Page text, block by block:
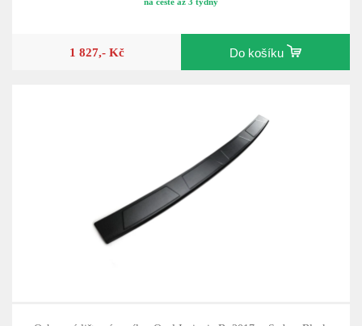
1 827,- Kč Do košíku